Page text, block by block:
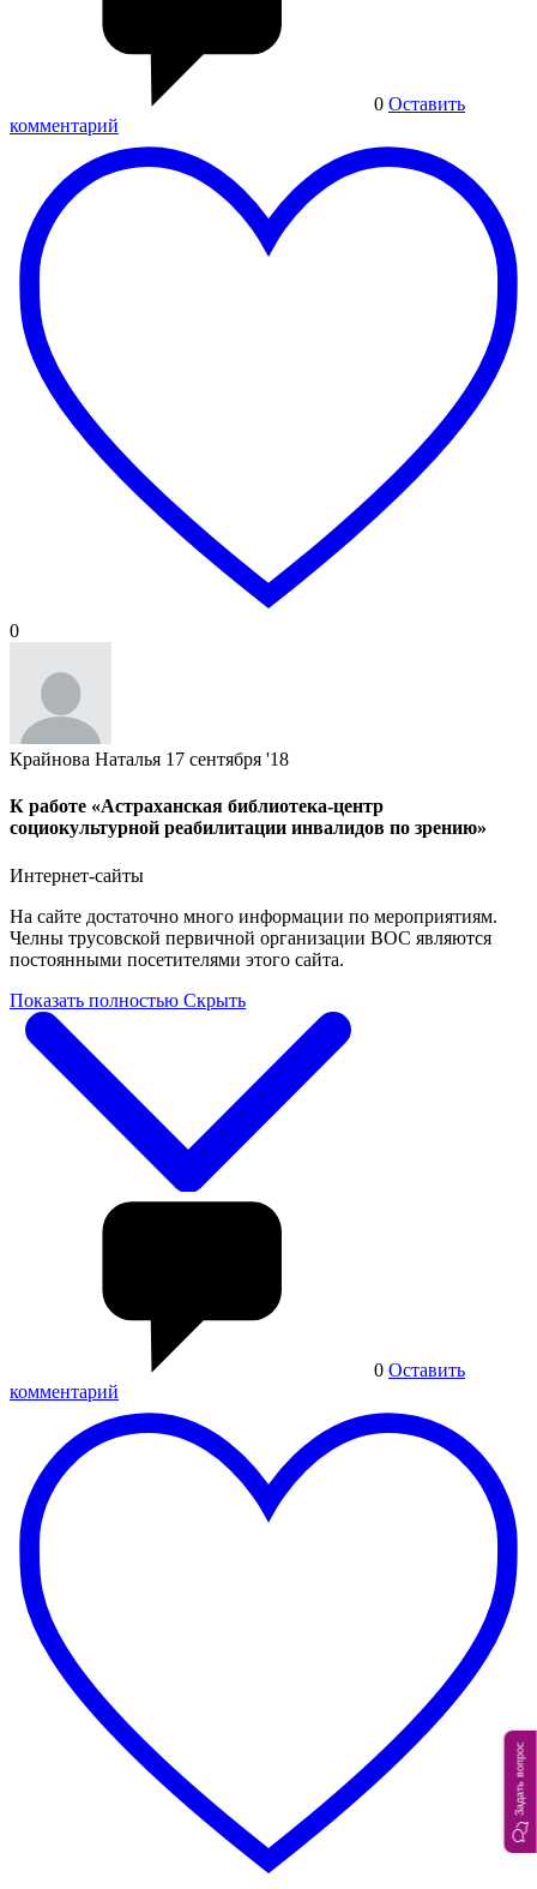
0 Оставить
комментарий
0
Крайнова Наталья 17 сентября '18
К работе «Астраханская библиотека-центр
социокультурной реабилитации инвалидов по зрению»
Интернет-сайты
На сайте достаточно много информации по мероприятиям.
Челны трусовской первичной организации ВОС являются
постоянными посетителями этого сайта.
Показать полностью Скрыть
0 Оставить
комментарий
Задать вопрос